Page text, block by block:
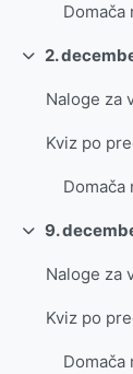
Domača
Skrči
2.
Naloge za
Domača
Skrči
9.
Naloge za
Domača